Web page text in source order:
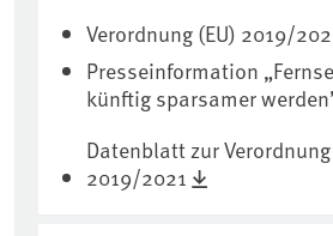
Verordnung (EU) 2019/
Presseinformation
künftig sparsamer
Datenblatt zur Verordnung
2019/2021